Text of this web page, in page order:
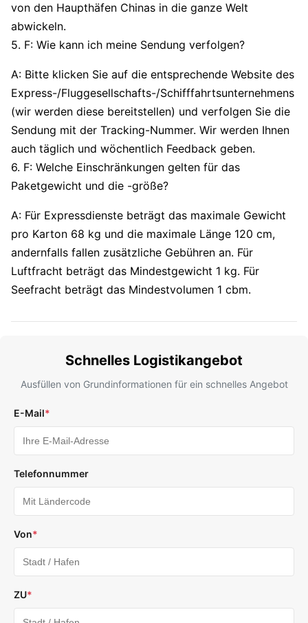
von den Haupthäfen Chinas in die ganze Welt
abwickeln.
5. F: Wie kann ich meine Sendung verfolgen?
A: Bitte klicken Sie auf die entsprechende Website des
Express-/Fluggesellschafts-/Schifffahrtsunternehmens
(wir werden diese bereitstellen) und verfolgen Sie die
Sendung mit der Tracking-Nummer. Wir werden Ihnen
auch täglich und wöchentlich Feedback geben.
6. F: Welche Einschränkungen gelten für das
Paketgewicht und die -größe?
A: Für Expressdienste beträgt das maximale Gewicht
pro Karton 68 kg und die maximale Länge 120 cm,
andernfalls fallen zusätzliche Gebühren an. Für
Luftfracht beträgt das Mindestgewicht 1 kg. Für
Seefracht beträgt das Mindestvolumen 1 cbm.
Schnelles Logistikangebot
Ausfüllen von Grundinformationen für ein schnelles Angebot
E-Mail*
Telefonnummer
Von*
ZU*